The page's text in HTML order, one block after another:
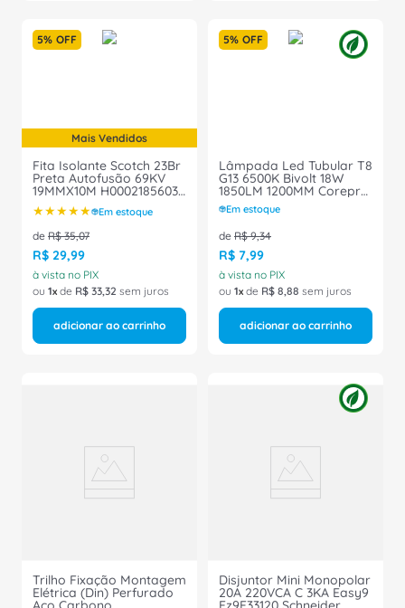
Mais Vendidos
5% OFF
Fita Isolante Scotch 23Br
Preta Autofusão 69KV
19MMX10M H0002185603
3M
★★★★★ Em estoque
de R$ 35,07
R$ 29,99
à vista no PIX
ou 1 de R$ 33,32 sem juros
adicionar ao carrinho
5% OFF
Lâmpada Led Tubular T8
G13 6500K Bivolt 18W
1850LM 1200MM Corepro
929001999972 Philips
Em estoque
de R$ 9,34
R$ 7,99
à vista no PIX
ou 1 de R$ 8,88 sem juros
adicionar ao carrinho
Trilho Fixação Montagem
Elétrica (Din) Perfurado
Disjuntor Mini Monopolar
20A 220VCA C 3KA Easy9